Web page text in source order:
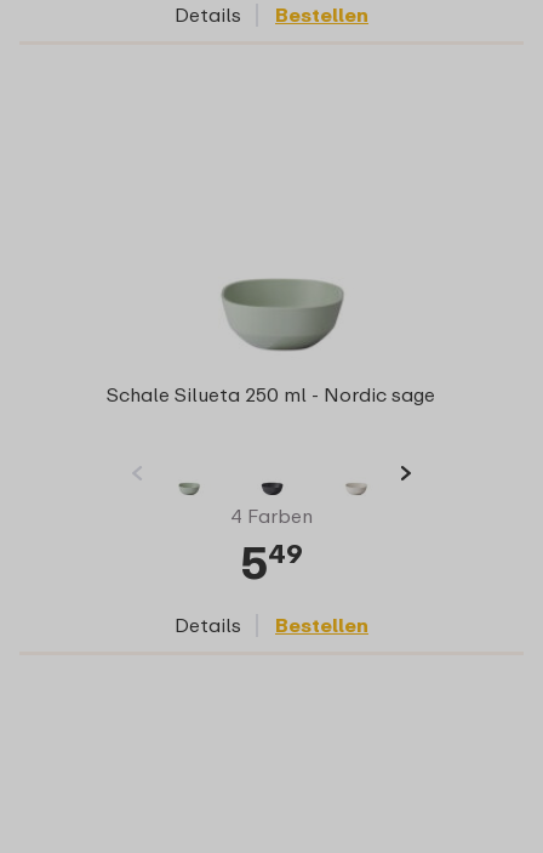
Details Bestellen
Schale Silueta 250 ml - Nordic sage
4 Farben
549
Details Bestellen